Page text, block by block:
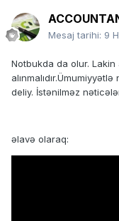
Mesaj tarihi: 9
Notbukda da olur.
deliy. İstənilməz
əlavə olaraq: